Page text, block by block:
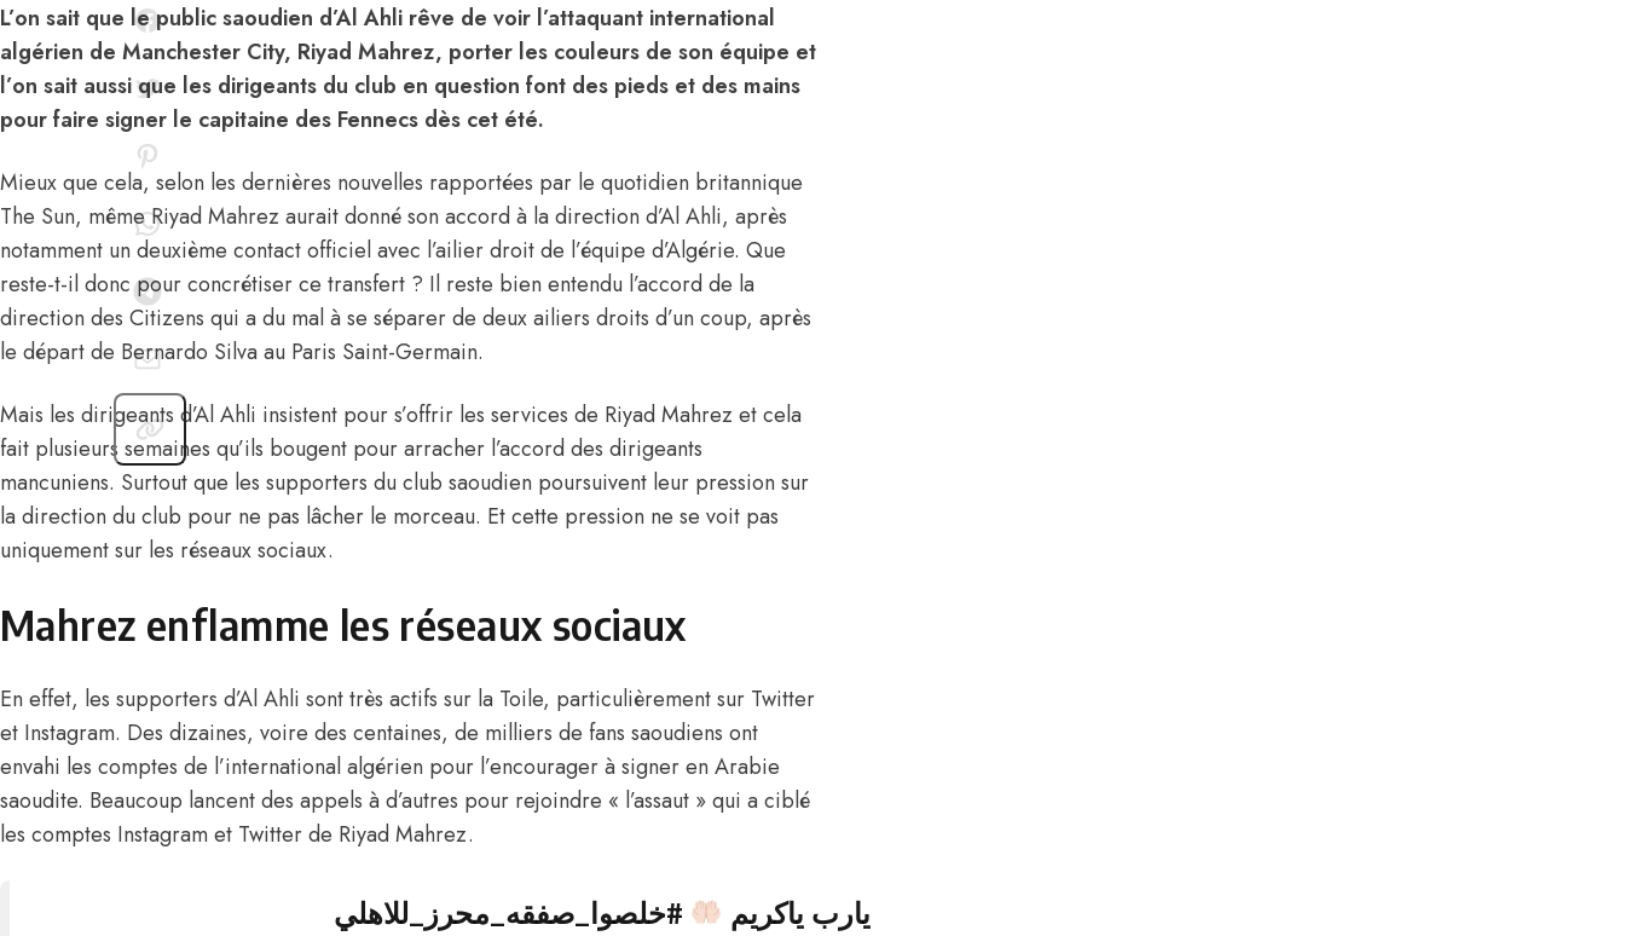
L’on sait que le public saoudien d’Al Ahli rêve de voir l’attaquant international
algérien de Manchester City, Riyad Mahrez, porter les couleurs de son équipe et
l’on sait aussi que les dirigeants du club en question font des pieds et des mains
pour faire signer le capitaine des Fennecs dès cet été.
Mieux que cela, selon les dernières nouvelles rapportées par le quotidien britannique
The Sun, même Riyad Mahrez aurait donné son accord à la direction d’Al Ahli, après
notamment un deuxième contact officiel avec l’ailier droit de l’équipe d’Algérie. Que
reste-t-il donc pour concrétiser ce transfert ? Il reste bien entendu l’accord de la
direction des Citizens qui a du mal à se séparer de deux ailiers droits d’un coup, après
le départ de Bernardo Silva au Paris Saint-Germain.
Mais les dirigeants d’Al Ahli insistent pour s’offrir les services de Riyad Mahrez et cela
fait plusieurs semaines qu’ils bougent pour arracher l’accord des dirigeants
mancuniens. Surtout que les supporters du club saoudien poursuivent leur pression sur
la direction du club pour ne pas lâcher le morceau. Et cette pression ne se voit pas
uniquement sur les réseaux sociaux.
Mahrez enflamme les réseaux sociaux
En effet, les supporters d’Al Ahli sont très actifs sur la Toile, particulièrement sur Twitter
et Instagram. Des dizaines, voire des centaines, de milliers de fans saoudiens ont
envahi les comptes de l’international algérien pour l’encourager à signer en Arabie
saoudite. Beaucoup lancent des appels à d’autres pour rejoindre « l’assaut » qui a ciblé
les comptes Instagram et Twitter de Riyad Mahrez.
يارب ياكريم
#خلصوا_صفقه_محرز_للاهلي